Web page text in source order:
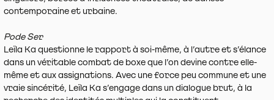
contemporaine et urbaine.
Pode Ser
Leïla Ka questionne le rapport à soi-même, à l’autre et s’élance
dans un véritable combat de boxe que l’on devine contre elle-
même et aux assignations. Avec une force peu commune et une
vraie sincérité, Leïla Ka s’engage dans un dialogue brut, à la